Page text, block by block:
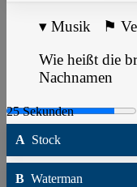
▾ Musik ⚑
Wie heißt die
Nachnamen
A Stock
B Waterman